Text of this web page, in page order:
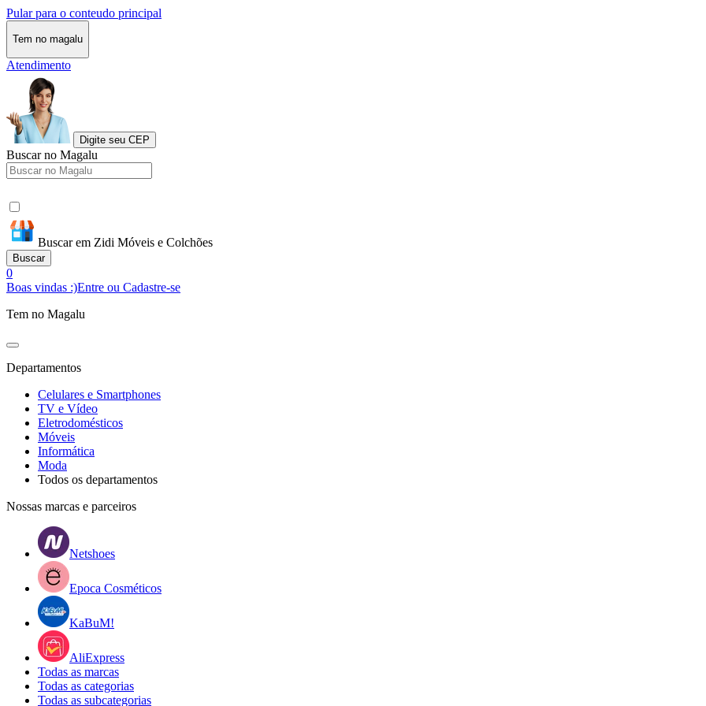
Pular para o conteudo principal
Tem no magalu
Atendimento
Digite seu CEP
Buscar no Magalu
Buscar em Zidi Móveis e Colchões
Buscar
0
Boas vindas :)Entre ou Cadastre-se
Tem no Magalu
Departamentos
Celulares e Smartphones
TV e Vídeo
Eletrodomésticos
Móveis
Informática
Moda
Todos os departamentos
Nossas marcas e parceiros
Netshoes
Epoca Cosméticos
KaBuM!
AliExpress
Todas as marcas
Todas as categorias
Todas as subcategorias